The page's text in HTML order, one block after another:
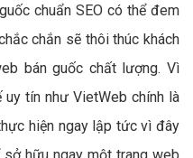
chuẩn SEO có thể đem
chắn sẽ thôi thúc khách
bán guốc chất lượng. Vì
tín như VietWeb chính là
hiện ngay lập tức vì đây
hữu ngay một trang web